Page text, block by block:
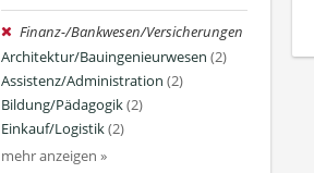
Finanz-/Bankwesen/Versicherungen
Architektur/Bauingenieurwesen (2)
Assistenz/Administration (2)
Bildung/Pädagogik(2)
Einkauf/Logistik(2)
mehr anzeigen »